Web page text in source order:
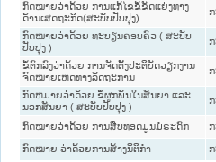
ກົດໝາຍວ່າດ້ວຍ ການແກ້ໄຂຂໍ້ຂັດແຍ່ງທາງ
ດ້ານເສດຖະກິດ(ສະບັບປັບປຸງ)
ກົດ​ໝາຍວ່າ​ດ້ວຍ ທະບຽນຄອບຄົວ ( ສະ​ບັບ​
ປັບ​ປຸງ )
ຂໍ້​ຕົກ​ລົງວ່າ​ດ້ວຍ ການຈັດຕັ້ງປະຕິບັດວຽກງານ
ຈົດໝາຍເຫດທາງລັດຖະການ
ກົດຫມາຍວ່າດ້ວຍ ຂໍ້ຜູກພັນໃນສັນຍາ ແລະ
ນອກສັນຍາ ( ສະບັບປັບປຸງ )
ກົດໝາຍວ່າດ້ວຍ ການສືບທອດມູນມໍຣະດົກ
ກົດໝາຍ ວ່າດ້ວຍການສ້າງນິຕິກໍາ